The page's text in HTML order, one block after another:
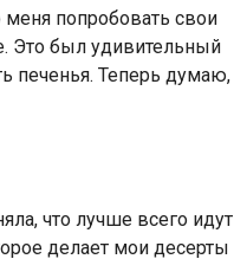
меня попробовать свои
Это был удивительный
печенья. Теперь думаю,
что лучше всего идут
делает мои десерты